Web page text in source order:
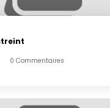
0 Commentaires